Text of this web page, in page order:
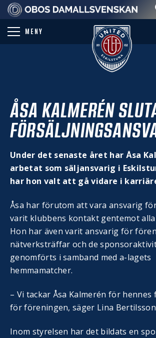
MENY
ÅSA KALMERÉN
Under det senaste året har Åsa
arbetat som säljansvarig i
har hon valt att gå vidare i
Åsa har förutom att vara ansvarig
varit klubbens kontakt gentemot
Hon har även varit ansvarig för
nätverksträffar och de
genomförts i samband med a-lagets
hemmamatcher.
– Vi tackar Åsa Kalmerén för hennes
för föreningen, säger Lina
Inom styrelsen har det bildats en